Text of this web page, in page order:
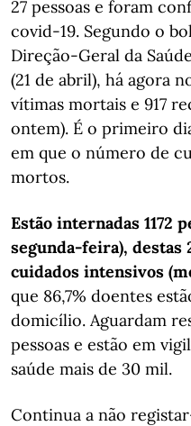
27 pessoas e foram
covid-19. Segundo o
Direção-Geral da
(21 de abril), há agora
vítimas mortais e 917
ontem). É o primeiro
em que o número de
mortos.
Estão internadas 1172
segunda-feira), destas
cuidados intensivos
que 86,7% doentes
domicílio. Aguardam
pessoas e estão em
saúde mais de 30 mil.
Continua a não